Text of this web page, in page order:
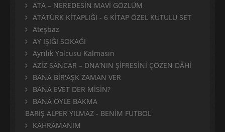
ATA – NEREDESİN MAVİ GÖZLÜM
ATATÜRK KİTAPLIĞI - 6 KİTAP ÖZEL KUTULU SET
Ateşbaz
AY IŞIĞI SOKAĞI
Ayrılık Yolcusu Kalmasın
AZİZ SANCAR – DNA’NIN ŞİFRESİNİ ÇÖZEN DÂHİ
BANA BİR'AŞK ZAMAN VER
BANA EVET DER MİSİN?
BANA ÖYLE BAKMA
BARIŞ ALPER YILMAZ - BENİM FUTBOL
KAHRAMANIM